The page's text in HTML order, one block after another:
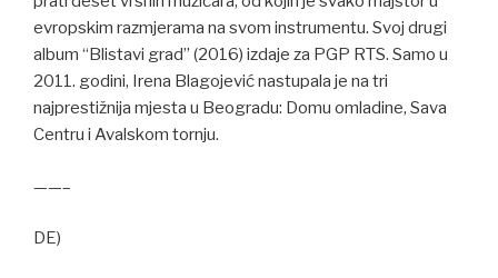
evropskim razmjerama na svom instrumentu. Svoj drugi
album “Blistavi grad” (2016) izdaje za PGP RTS. Samo u
2011. godini, Irena Blagojević nastupala je na tri
najprestižnija mjesta u Beogradu: Domu omladine, Sava
Centru i Avalskom tornju.
——–
DE)